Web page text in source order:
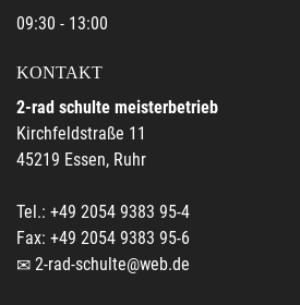
09:30 - 13:00
KONTAKT
2-rad schulte meisterbetrieb
Kirchfeldstraße 11
45219 Essen, Ruhr
Tel.: +49 2054 9383 95-4
Fax: +49 2054 9383 95-6
2-rad-schulte@web.de